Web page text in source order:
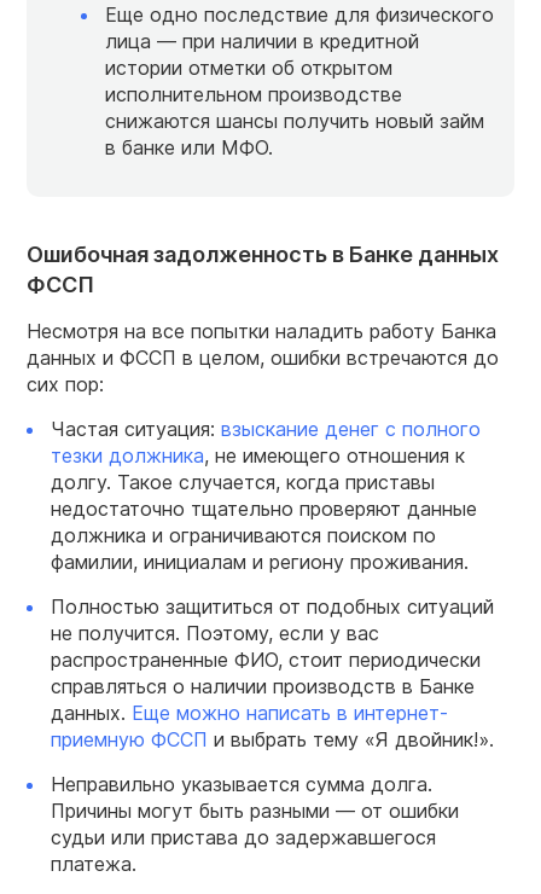
Еще одно последствие для физического
лица — при наличии в кредитной
истории отметки об открытом
исполнительном производстве
снижаются шансы получить новый займ
в банке или МФО.
Ошибочная задолженность в Банке данных
ФССП
Несмотря на все попытки наладить работу Банка
данных и ФССП в целом, ошибки встречаются до
сих пор:
Частая ситуация: взыскание денег с полного
тезки должника, не имеющего отношения к
долгу. Такое случается, когда приставы
недостаточно тщательно проверяют данные
должника и ограничиваются поиском по
фамилии, инициалам и региону проживания.
Полностью защититься от подобных ситуаций
не получится. Поэтому, если у вас
распространенные ФИО, стоит периодически
справляться о наличии производств в Банке
данных. Еще можно написать в интернет-
приемную ФССП и выбрать тему «Я двойник!».
Неправильно указывается сумма долга.
Причины могут быть разными — от ошибки
судьи или пристава до задержавшегося
платежа.